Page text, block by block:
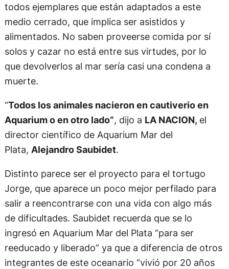
todos ejemplares que están adaptados a este
medio cerrado, que implica ser asistidos y
alimentados. No saben proveerse comida por sí
solos y cazar no está entre sus virtudes, por lo
que devolverlos al mar sería casi una condena a
muerte.
“Todos los animales nacieron en cautiverio en
Aquarium o en otro lado”, dijo a LA NACION, el
director científico de Aquarium Mar del
Plata, Alejandro Saubidet.
Distinto parece ser el proyecto para el tortugo
Jorge, que aparece un poco mejor perfilado para
salir a reencontrarse con una vida con algo más
de dificultades. Saubidet recuerda que se lo
ingresó en Aquarium Mar del Plata “para ser
reeducado y liberado” ya que a diferencia de otros
integrantes de este oceanario “vivió por 20 años